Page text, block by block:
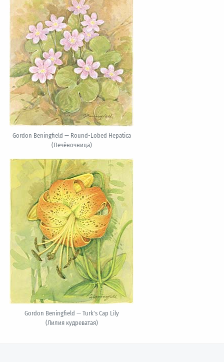
Gordon Beningfield — Round-Lobed Hepatica
(Печёночница)
Gordon Beningfield — Turk's Cap Lily
(Лилия кудреватая)